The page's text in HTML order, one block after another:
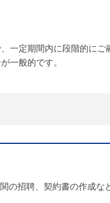
一定期間内に段階的にご
一般的です。
の招聘、契約書の作成な